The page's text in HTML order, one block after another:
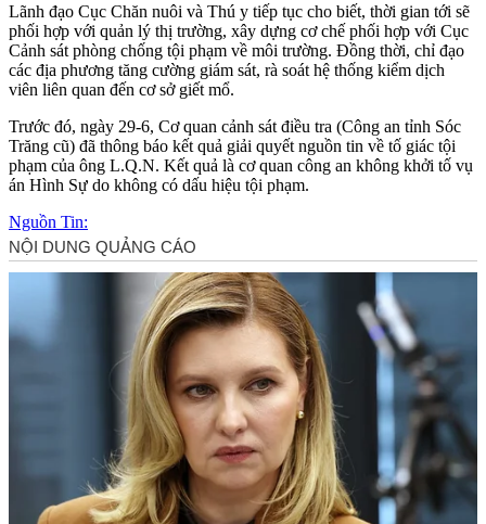
Lãnh đạo Cục Chăn nuôi và Thú y tiếp tục cho biết, thời gian tới sẽ
phối hợp với quản lý thị trường, xây dựng cơ chế phối hợp với Cục
Cảnh sát phòng chống tội phạm về môi trường. Đồng thời, chỉ đạo
các địa phương tăng cường giám sát, rà soát hệ thống kiểm dịch
viên liên quan đến cơ sở giết mổ.
Trước đó, ngày 29-6, Cơ quan cảnh sát điều tra (Công an tỉnh Sóc
Trăng cũ) đã thông báo kết quả giải quyết nguồn tin về tố giác tội
phạm của ông L.Q.N. Kết quả là cơ quan công an không khởi tố vụ
án Hình Sự do không có dấu hiệu tội phạm.
Nguồn Tin: